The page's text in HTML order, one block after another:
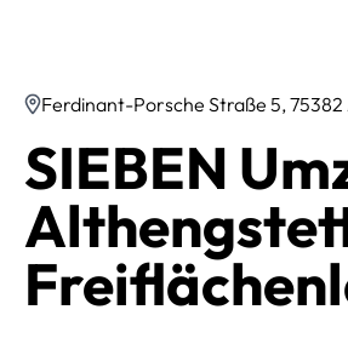
Ferdinant-Porsche Straße 5,
SIEBEN